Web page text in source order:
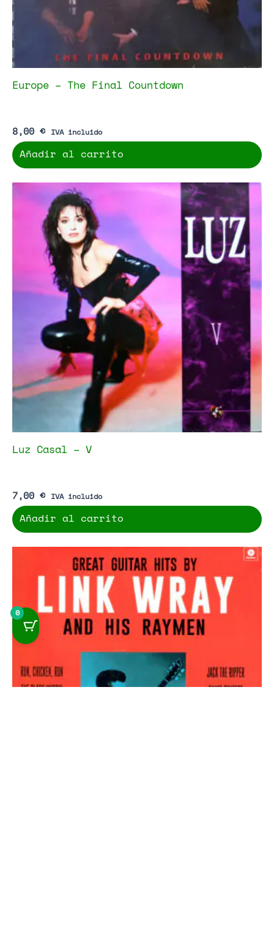
Europe – The Final Countdown
8,00 € IVA incluido
Añadir al carrito
Luz Casal – V
7,00 € IVA incluido
Añadir al carrito
0